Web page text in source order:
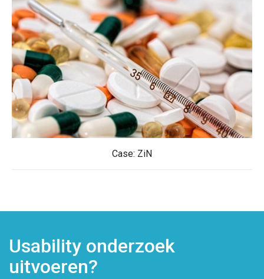
Case: ZiN
Usability onderzoek
uitvoeren?